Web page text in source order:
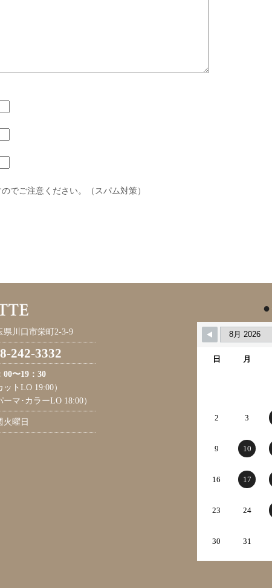
でご注意ください。（スパム対策）
県川口市栄町2-3-9
242-3332
00〜19：30
ットLO 19:00）
ーマ･カラーLO 18:00）
火曜日
●
日 月
2 3
9 10
16 17
23 24
30 31